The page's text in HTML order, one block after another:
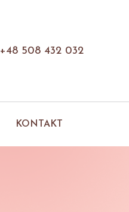
+48 508 432 032
KONTAKT